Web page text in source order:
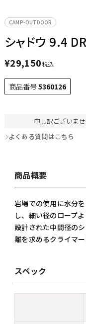
CAMP-OUTDOOR
シャドウ 9.4
¥29,150税込
商品番号5360126
申し訳ございま
よくある質問はこちら
商品概要
岩場での使用に水分
し、細い径のロープ
設計された中間径の
離を求めるクライマー
スペック